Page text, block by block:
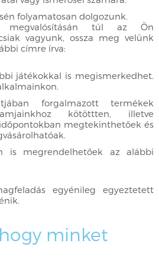
folyamatosan dolgozunk.
megvalósításán túl az Ön
vagyunk, ossza meg velünk
címre írva:
játékokkal is megismerkedhet.
forgalmazott termékek
kötöttten, illetve
megtekinthetőek és
is megrendelhetőek az alábbi
egyénileg egyeztetett
minket